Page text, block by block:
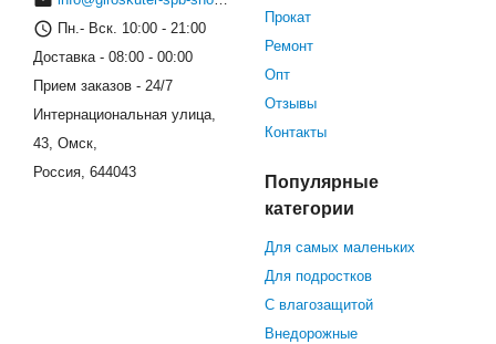
Пн.- Вск. 10:00 - 21:00
Доставка - 08:00 - 00:00
Прием заказов - 24/7
Интернациональная улица,
43, Омск,
Россия, 644043
Прокат
Ремонт
Опт
Отзывы
Контакты
Популярные
категории
Для самых маленьких
Для подростков
С влагозащитой
Внедорожные